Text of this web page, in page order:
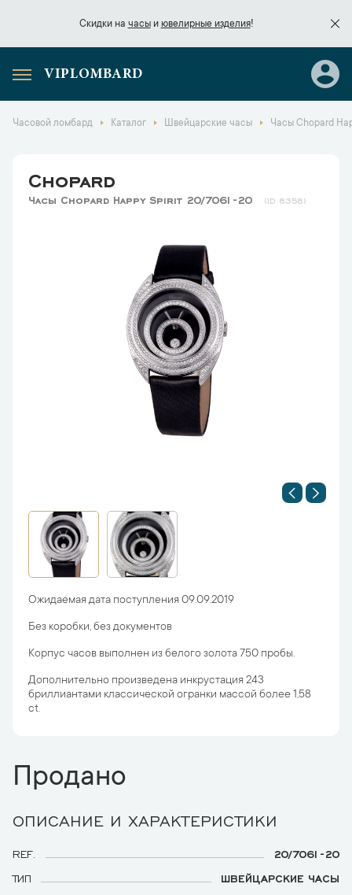
Скидки на часыи ювелирные изделия!
Скидки начасы
VIPLOMBARD
Часовой ломбард Каталог Швейцарские часы Часы Chopard
Chopard
Часы Chopard Happy Spirit 20/7061-20 8358
Ожидаемая дата поступления 09.09.2019
Без коробки, без документов
Корпус часов выполнен из белого золота 750 пробы.
Дополнительно произведена инкрустация 243
бриллиантами классической огранки массой более 1,58
ct.
Продано
ОПИСАНИЕ И ХАРАКТЕРИСТИКИ
REF.
20/7061-20
ТИП
ШВЕЙЦАРСКИЕ ЧАСЫ